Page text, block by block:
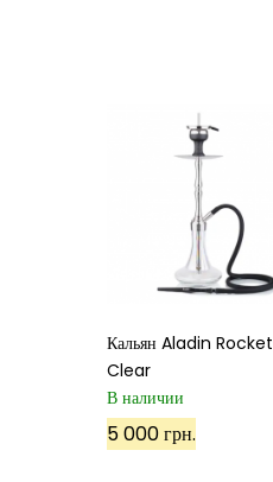
Кальян Aladin Rocket
Clear
В наличии
5 000 грн.